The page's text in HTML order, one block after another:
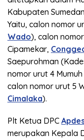
Kabupaten
Yaitu, calon nomor
Wado), calon
Cipamekar,
Saepurohman
nomor urut 4
calon nomor urut 5
Cimalaka).
Plt Ketua DPC
merupakan Kepala